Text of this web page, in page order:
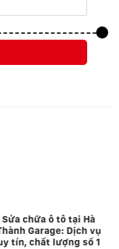
Hà Thành Garage: Địa
Chỉ Bảo Dưỡng, Sửa
Ô Tô Uy Tín Hà Nội